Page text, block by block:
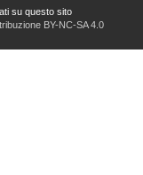
su questo sito
BY-NC-SA 4.0